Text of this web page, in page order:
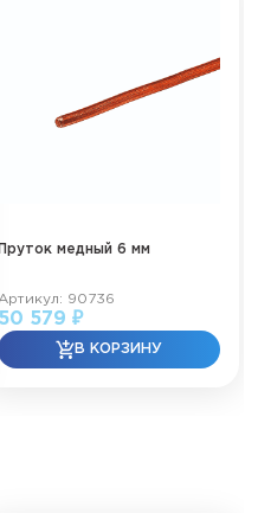
Пруток медный 6 мм
Артикул: 90736
50 579 ₽